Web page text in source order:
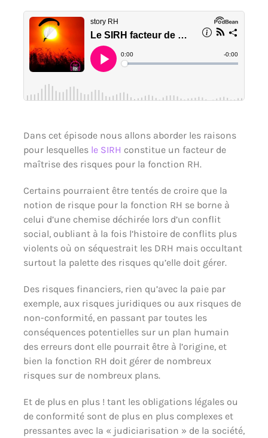
Dans cet épisode nous allons aborder les raisons
pour lesquelles le SIRH constitue un facteur de
maîtrise des risques pour la fonction RH.
Certains pourraient être tentés de croire que la
notion de risque pour la fonction RH se borne à
celui d’une chemise déchirée lors d’un conflit
social, oubliant à la fois l’histoire de conflits plus
violents où on séquestrait les DRH mais occultant
surtout la palette des risques qu’elle doit gérer.
Des risques financiers, rien qu’avec la paie par
exemple, aux risques juridiques ou aux risques de
non-conformité, en passant par toutes les
conséquences potentielles sur un plan humain
des erreurs dont elle pourrait être à l’origine, et
bien la fonction RH doit gérer de nombreux
risques sur de nombreux plans.
Et de plus en plus ! tant les obligations légales ou
de conformité sont de plus en plus complexes et
pressantes avec la « judiciarisation » de la société,